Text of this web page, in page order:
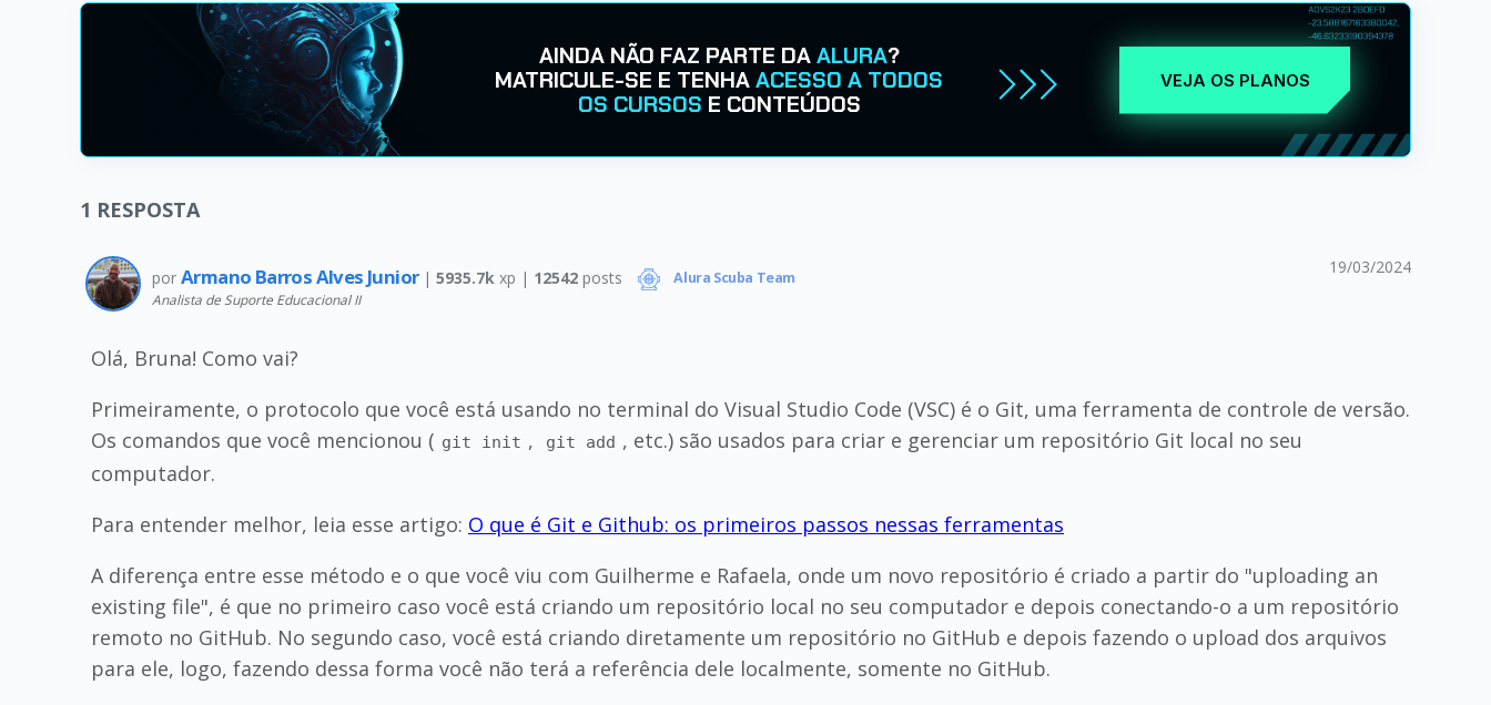
AINDA NÃO FAZ PARTE DAALURA?
MATRICULE-SE E TENHAACESSO A TODOS
OS CURSOS E CONTEÚDOS
VEJA OS PLANOS
1 RESPOSTA
por Armano Barros Alves Junior | 5935.7k xp | 12542posts Alura Scuba Team
Analista de Suporte Educacional II
19/03/2024
Olá, Bruna! Como vai?
Primeiramente, o protocolo que você está usando no terminal do Visual Studio Code (VSC) é o Git, uma ferramenta de controle de versão.
Os comandos que você mencionou ( git init , git add , etc.) são usados para criar e gerenciar um repositório Git local no seu
computador.
Para entender melhor, leia esse artigo: O que é Git e Github: os primeiros passos nessas ferramentas
A diferença entre esse método e o que você viu com Guilherme e Rafaela, onde um novo repositório é criado a partir do "uploading an
existing file", é que no primeiro caso você está criando um repositório local no seu computador e depois conectando-o a um repositório
remoto no GitHub. No segundo caso, você está criando diretamente um repositório no GitHub e depois fazendo o upload dos arquivos
para ele, logo, fazendo dessa forma você não terá a referência dele localmente, somente no GitHub.